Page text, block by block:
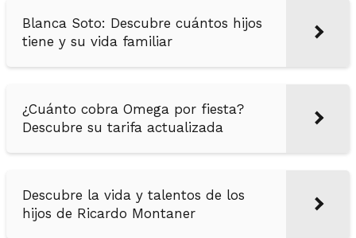
Blanca Soto: Descubre cuántos hijos
tiene y su vida familiar
¿Cuánto cobra Omega por fiesta?
Descubre su tarifa actualizada
Descubre la vida y talentos de los
hijos de Ricardo Montaner